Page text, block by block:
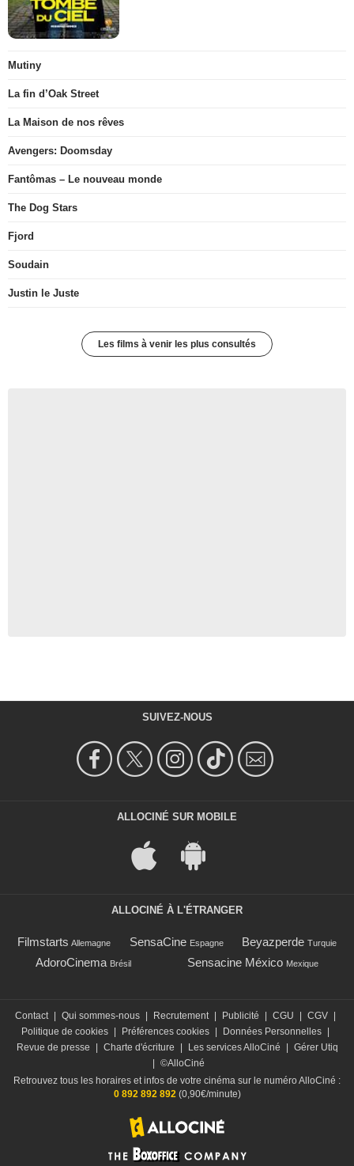
Mutiny
La fin d’Oak Street
La Maison de nos rêves
Avengers: Doomsday
Fantômas – Le nouveau monde
The Dog Stars
Fjord
Soudain
Justin le Juste
Les films à venir les plus consultés
SUIVEZ-NOUS
ALLOCINÉ SUR MOBILE
ALLOCINÉ À L'ÉTRANGER
Filmstarts Allemagne SensaCine Espagne Beyazperde Turquie
AdoroCinema Brésil Sensacine México Mexique
Contact | Qui sommes-nous | Recrutement | Publicité | CGU | CGV |
Politique de cookies | Préférences cookies | Données Personnelles |
Revue de presse
| Charte d'écriture | Les services AlloCiné | Gérer Utiq
| ©AlloCiné
Retrouvez tous les horaires et infos de votre cinéma sur le numéro AlloCiné :
0 892 892 892(0,90€/minute)